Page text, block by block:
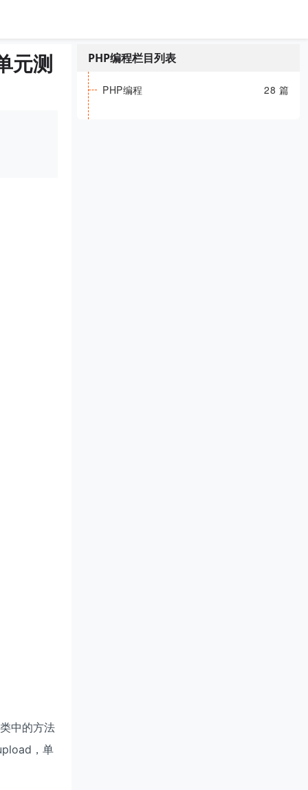
元测
中的方法
，单
PHP编程栏目列表
PHP编程 28 篇